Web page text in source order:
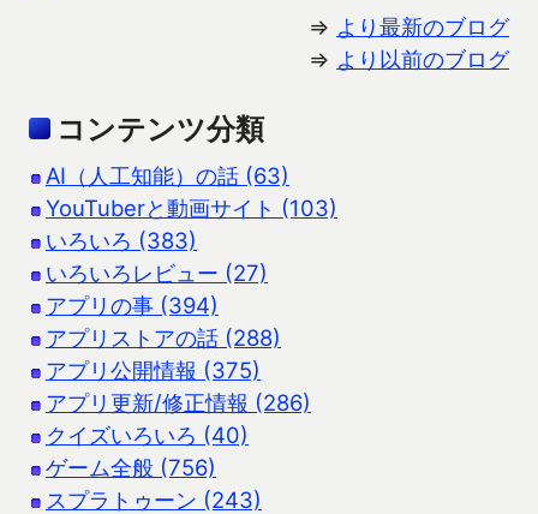
⇒ より最新のブログ
⇒ より以前のブログ
コンテンツ分類
AI（人工知能）の話 (63)
YouTuberと動画サイト (103)
いろいろ (383)
いろいろレビュー (27)
アプリの事 (394)
アプリストアの話 (288)
アプリ公開情報 (375)
アプリ更新/修正情報 (286)
クイズいろいろ (40)
ゲーム全般 (756)
スプラトゥーン (243)